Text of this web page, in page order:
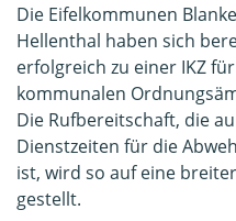
Die Eifelkommunen
Hellenthal haben sich
erfolgreich zu einer IKZ
kommunalen
Die Rufbereitschaft, die
Dienstzeiten für die
ist, wird so auf eine
gestellt.